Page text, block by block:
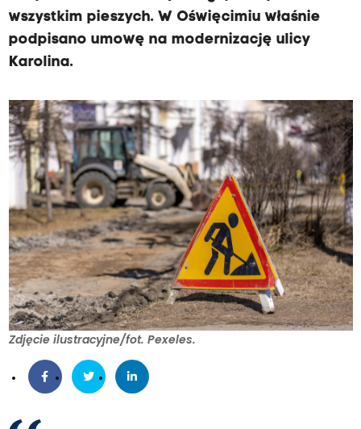
wszystkim pieszych. W Oświęcimiu właśnie
podpisano umowę na modernizację ulicy
Karolina.
Zdjęcie ilustracyjne/fot. Pexeles.